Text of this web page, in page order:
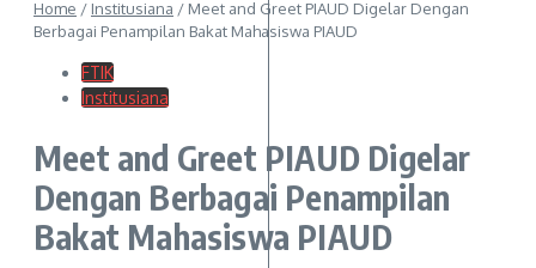
Home / Institusiana / Meet and Greet PIAUD Digelar Dengan
Berbagai Penampilan Bakat Mahasiswa PIAUD
FTIK
Institusiana
Meet and Greet PIAUD Digelar
Dengan Berbagai Penampilan
Bakat Mahasiswa PIAUD